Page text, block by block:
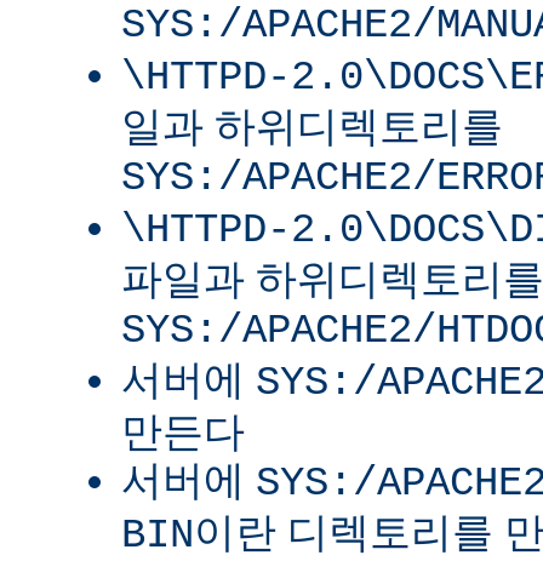
SYS:/APACHE2/
\HTTPD-
일과 하위디렉토리를
SYS:/APACHE2/
\HTTPD-
파일과 하위디렉토리를
SYS:/APACHE2/
서버에 SYS:/
만든다
서버에 SYS:/
BIN이란 디렉토리를